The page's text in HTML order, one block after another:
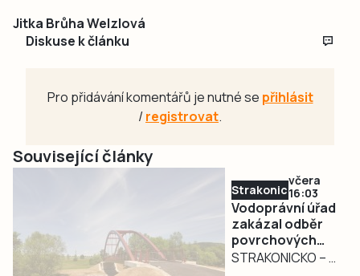
Jitka Brůha Welzlová
Diskuse k článku
Pro přidávání komentářů je nutné se přihlásit
/registrovat.
Související články
Strakonicko
včera
16:03
Vodoprávní úřad
zakázal odběr
povrchových
vod na
STRAKONICKO – V